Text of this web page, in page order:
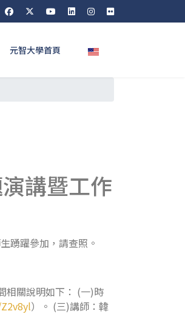
元智大學首頁 選擇你的語言
講暨工作
踴躍參加，請查照。
相關說明如下： (一)時
）。 (三)講師：韓